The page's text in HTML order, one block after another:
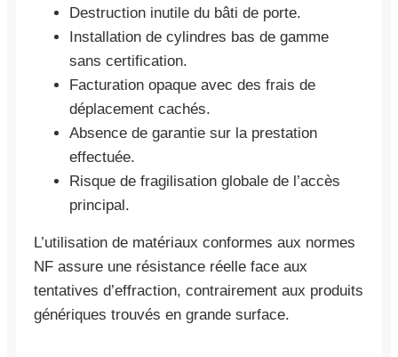
Destruction inutile du bâti de porte.
Installation de cylindres bas de gamme
sans certification.
Facturation opaque avec des frais de
déplacement cachés.
Absence de garantie sur la prestation
effectuée.
Risque de fragilisation globale de l’accès
principal.
L’utilisation de matériaux conformes aux normes
NF assure une résistance réelle face aux
tentatives d’effraction, contrairement aux produits
génériques trouvés en grande surface.